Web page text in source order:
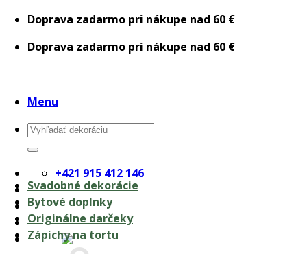
Skip
content
Doprava zadarmo pri nákupe nad 60 €
Doprava zadarmo pri nákupe nad 60 €
Menu
Hľadať:
+421 915 412 146
0,00€
Svadobné dekorácie
Bytové doplnky
Originálne darčeky
Zápichy na tortu